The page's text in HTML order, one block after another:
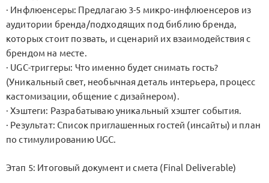
· Инфлюенсеры: Предлагаю 3-5 микро-инфлюенсеров из
аудитории бренда/подходящих под библию бренда,
которых стоит позвать, и сценарий их взаимодействия с
брендом на месте.
· UGC-триггеры: Что именно будет снимать гость?
(Уникальный свет, необычная деталь интерьера, процесс
кастомизации, общение с дизайнером).
· Хэштеги: Разрабатываю уникальный хэштег события.
· Результат: Список приглашенных гостей (инсайты) и план
по стимулированию UGC.
Этап 5: Итоговый документ и смета (Final Deliverable)